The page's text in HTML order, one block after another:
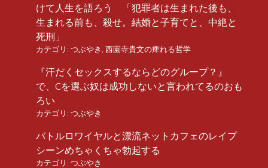
けて人生を語ろう 「犯罪者は生まれた後も、
生まれる前も、殺せ。結婚と子育てと、中絶と
死刑」
カテゴリ: つぶやき , 西園寺貴文の痺れる哲学
『汗だくセックスするならどのグループ？』
で、Cを選ぶ奴は成功しないと言われてるのおも
ろい
カテゴリ: つぶやき
バトルロワイヤルと漂流ネットカフェのレイプ
シーンめちゃくちゃ勃起する
カテゴリ: つぶやき